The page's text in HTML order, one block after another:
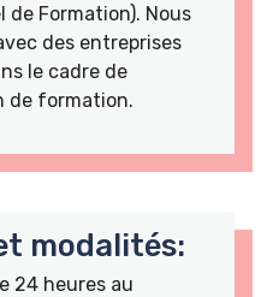
de Formation). Nous
des entreprises
le cadre de
de formation.
modalités:
24 heures au